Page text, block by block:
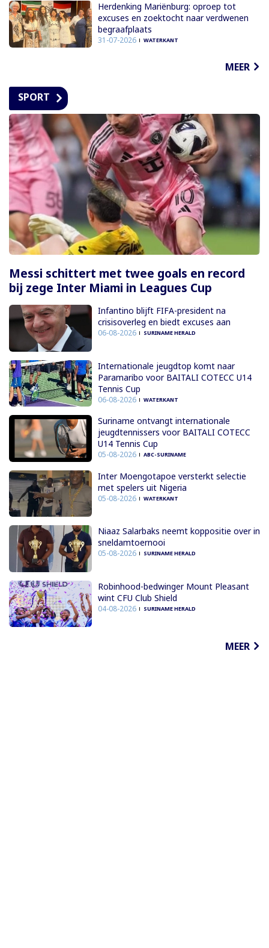
Herdenking Mariënburg: oproep tot
excuses en zoektocht naar verdwenen
begraafplaats
31-07-2026 WATERKANT
MEER
SPORT
Messi schittert met twee goals en record
bij zege Inter Miami in Leagues Cup
Infantino blijft FIFA-president na
crisisoverleg en biedt excuses aan
06-08-2026 SURINAME HERALD
Internationale jeugdtop komt naar
Paramaribo voor BAITALI COTECC U14
Tennis Cup
06-08-2026 WATERKANT
Suriname ontvangt internationale
jeugdtennissers voor BAITALI COTECC
U14 Tennis Cup
05-08-2026 ABC-SURINAME
Inter Moengotapoe versterkt selectie
met spelers uit Nigeria
05-08-2026 WATERKANT
Niaaz Salarbaks neemt koppositie over in
sneldamtoernooi
05-08-2026 SURINAME HERALD
Robinhood-bedwinger Mount Pleasant
wint CFU Club Shield
04-08-2026 SURINAME HERALD
MEER